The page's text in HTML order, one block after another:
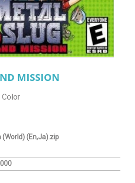
MISSION
Color
(World) (En,Ja).zip